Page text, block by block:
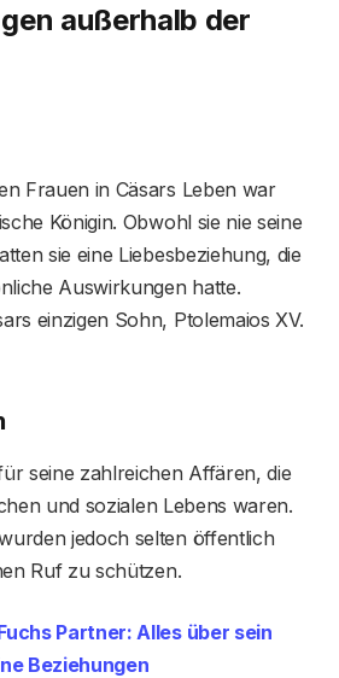
außerhalb der
Frauen in Cäsars Leben war
Königin. Obwohl sie nie seine
sie eine Liebesbeziehung, die
Auswirkungen hatte.
einzigen Sohn, Ptolemaios XV.
seine zahlreichen Affären, die
und sozialen Lebens waren.
jedoch selten öffentlich
Ruf zu schützen.
Partner: Alles über sein
Beziehungen